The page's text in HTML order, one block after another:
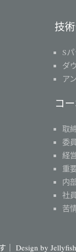
技
S
ダ
ア
コ
取
委
経
重
内
社
苦
｜ Design by